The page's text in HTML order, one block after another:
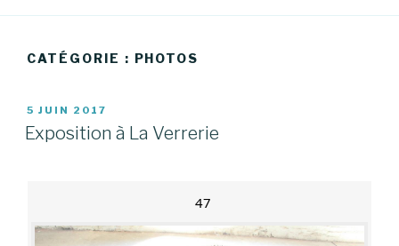
CATÉGORIE : PHOTOS
PUBLIÉ
LE
5 JUIN 2017
Exposition à La Verrerie
47